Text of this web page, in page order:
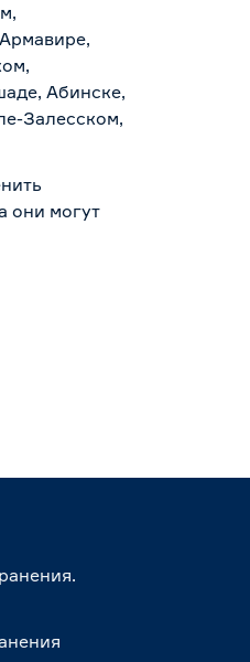
Абинске,
Залесском,
они могут